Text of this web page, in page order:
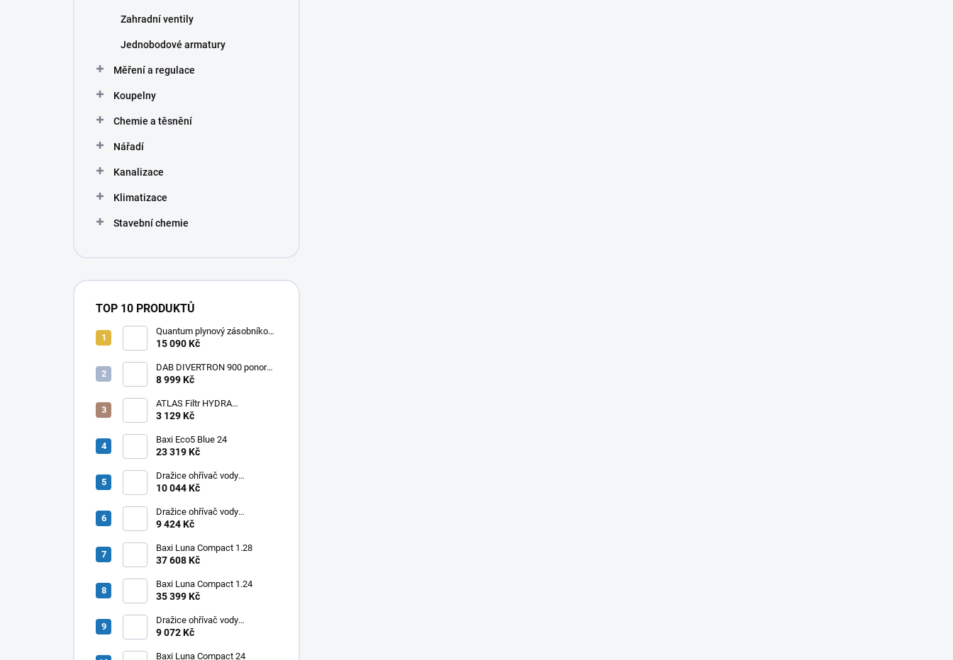
Zahradní ventily
Jednobodové armatury
Měření a regulace
Koupelny
Chemie a těsnění
Nářadí
Kanalizace
Klimatizace
Stavební chemie
TOP 10 PRODUKTŮ
Quantum plynový zásobníkový
ohřívač Q7 EU 30 NORS/E 115l
15 090 Kč
DAB DIVERTRON 900 ponorné
6" čerpadlo do vrtů a studní
8 999 Kč
ATLAS Filtr HYDRA
RAINMASTER TRIO RSH 1" +
3 129 Kč
Baxi Eco5 Blue 24
23 319 Kč
Dražice ohřívač vody
elektrický svislý OKHE ONE/E
10 044 Kč
Dražice ohřívač vody
elektrický svislý OKHE ONE/E
9 424 Kč
Baxi Luna Compact 1.28
37 608 Kč
Baxi Luna Compact 1.24
35 399 Kč
Dražice ohřívač vody
elektrický svislý OKHE ONE/E
9 072 Kč
Baxi Luna Compact 24